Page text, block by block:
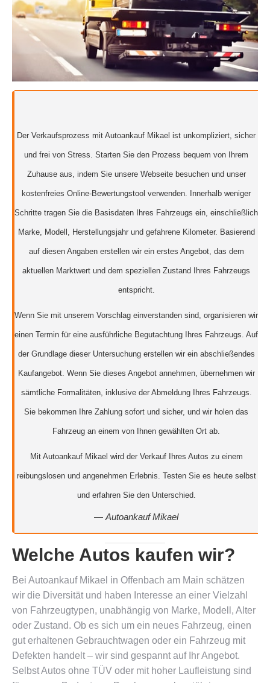
Der Verkaufsprozess mit Autoankauf Mikael ist unkompliziert, sicher
und frei von Stress. Starten Sie den Prozess bequem von Ihrem
Zuhause aus, indem Sie unsere Webseite besuchen und unser
kostenfreies Online-Bewertungstool verwenden. Innerhalb weniger
Schritte tragen Sie die Basisdaten Ihres Fahrzeugs ein, einschließlich
Marke, Modell, Herstellungsjahr und gefahrene Kilometer. Basierend
auf diesen Angaben erstellen wir ein erstes Angebot, das dem
aktuellen Marktwert und dem speziellen Zustand Ihres Fahrzeugs
entspricht.
Wenn Sie mit unserem Vorschlag einverstanden sind, organisieren wir
einen Termin für eine ausführliche Begutachtung Ihres Fahrzeugs. Auf
der Grundlage dieser Untersuchung erstellen wir ein abschließendes
Kaufangebot. Wenn Sie dieses Angebot annehmen, übernehmen wir
sämtliche Formalitäten, inklusive der Abmeldung Ihres Fahrzeugs.
Sie bekommen Ihre Zahlung sofort und sicher, und wir holen das
Fahrzeug an einem von Ihnen gewählten Ort ab.
Mit Autoankauf Mikael wird der Verkauf Ihres Autos zu einem
reibungslosen und angenehmen Erlebnis. Testen Sie es heute selbst
und erfahren Sie den Unterschied.
— Autoankauf Mikael
Welche Autos kaufen wir?
Bei Autoankauf Mikael in Offenbach am Main schätzen
wir die Diversität und haben Interesse an einer Vielzahl
von Fahrzeugtypen, unabhängig von Marke, Modell, Alter
oder Zustand. Ob es sich um ein neues Fahrzeug, einen
gut erhaltenen Gebrauchtwagen oder ein Fahrzeug mit
Defekten handelt – wir sind gespannt auf Ihr Angebot.
Selbst Autos ohne TÜV oder mit hoher Laufleistung sind